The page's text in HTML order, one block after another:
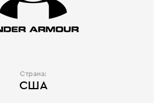
Страна:
США